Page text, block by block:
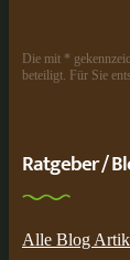
Die mit *
beteiligt. Für Sie
Ratgeber /
Alle Blog